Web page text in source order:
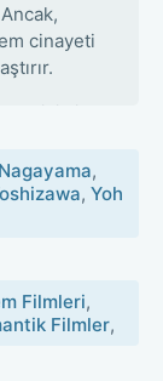
cinayeti
hem
yaşar.
bir
severler
hem
izleyiciyi
,
, Yoh
Filmleri,
Filmler,